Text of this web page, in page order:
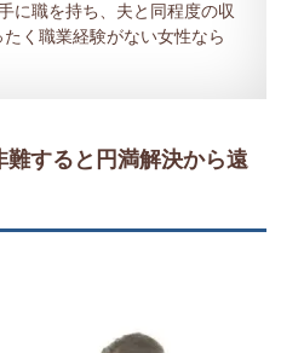
に職を持ち、夫と同程度の収
く職業経験がない女性なら
すると円満解決から遠